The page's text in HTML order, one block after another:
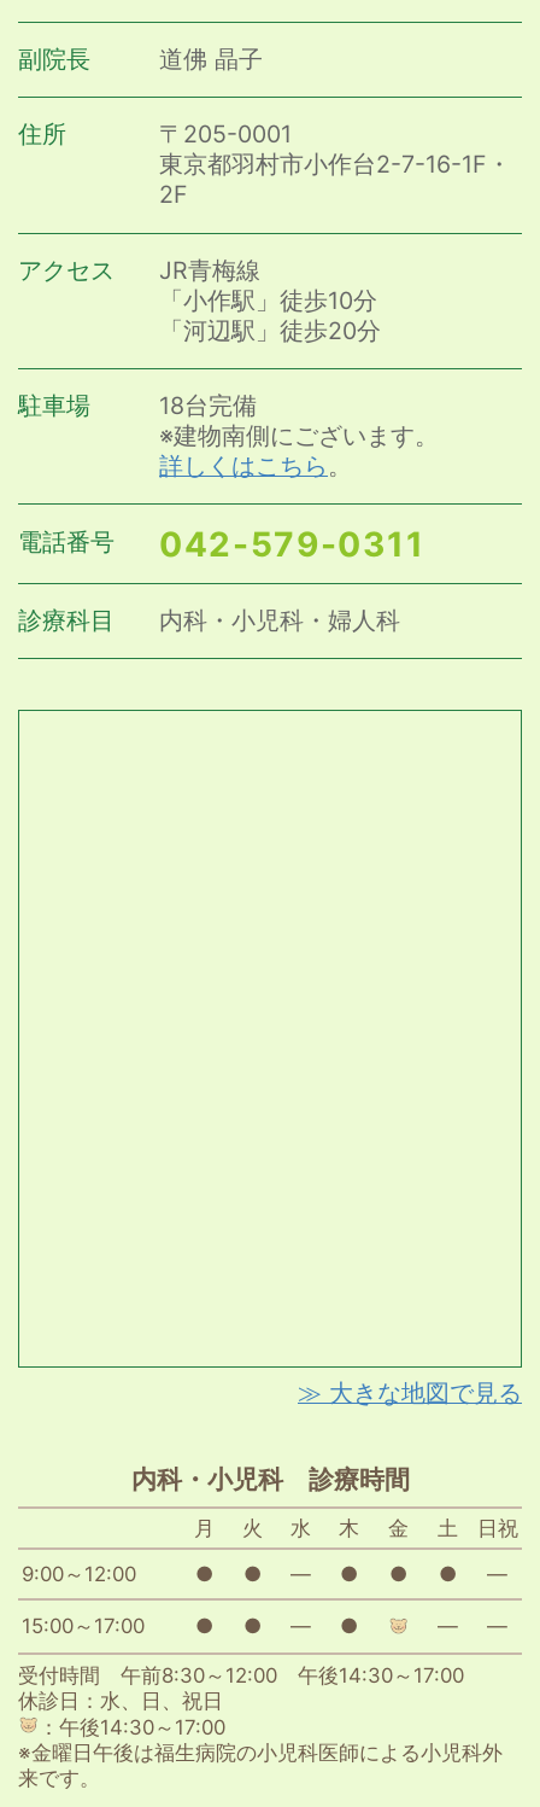
副院長 道佛 晶子
住所
〒205-0001
東京都羽村市小作台2-7-16-1F・
2F
アクセス
JR青梅線
「小作駅」徒歩10分
「河辺駅」徒歩20分
駐車場
18台完備
※建物南側にございます。
詳しくはこちら 。
電話番号 042-579-0311
診療科目 内科・小児科・婦人科
≫ 大きな地図で見る
内科・小児科 診療時間
受付時間 午前8:30～12:00 午後14:30～17:00
休診日：水、日、祝日
：午後14:30～17:00
※金曜日午後は福生病院の小児科医師による小児科外
来です。
月 火 水 木 金 土
日祝
9:00～12:00
● ● ― ● ● ● ―
15:00～17:00 ● ● ― ● ― ―